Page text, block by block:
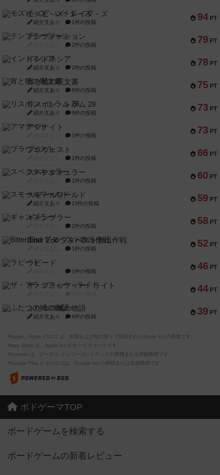
94 PT
モズビ－ズ・レイダ－ズ
紹介文あり 1件の投稿
79 PT
テンプテーション
2件の投稿
78 PT
インドネシア
紹介文あり 2件の投稿
75 PT
宵と暁の呪文書
紹介文あり 8件の投稿
73 PT
リスボン・トラム 28
紹介文あり 9件の投稿
73 PT
アマナイト
1件の投稿
66 PT
ブラヴェスト
1件の投稿
60 PT
スペクタキュラー
1件の投稿
59 PT
スモールワールド
紹介文あり 13件の投稿
58 PT
ギャンブラー
2件の投稿
52 PT
Bitter End ブタペスト救出作戦
1件の投稿
46 PT
ラピード
1件の投稿
44 PT
ザ・フラッフィー・ライト
39 PT
ふたつの城の物語
紹介文あり 6件の投稿
※Apple、Apple のロゴ は、米国および他の国々で登録されたApple Inc.の商標です。
※App Store は、Apple Inc.のサービスマークです。
※Android は、グーグル インコーポレイテッドの商標または登録商標です。
※Google Play とそのロゴは、Google Inc.の商標または登録商標です。
ボドゲーマTOP
ボードゲームを検索する
ボードゲームの新着レビュー